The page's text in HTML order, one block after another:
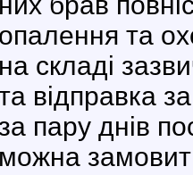
опалення та
на складі
відправка
за пару днів
можна